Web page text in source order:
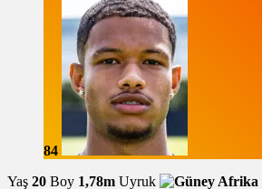
84
Yaş 20 Boy 1,78m Uyruk